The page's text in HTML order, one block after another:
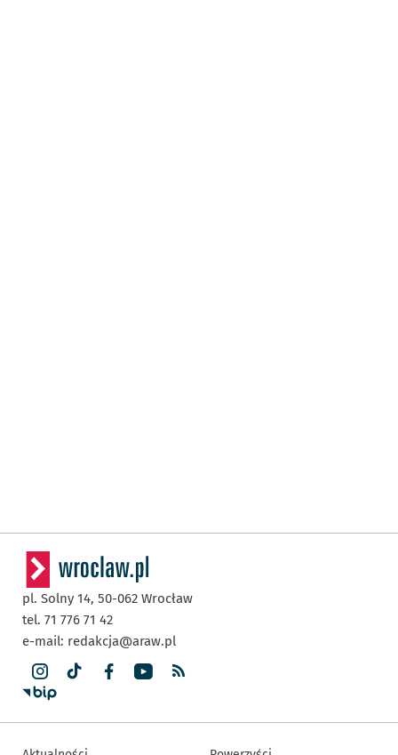
pl. Solny 14, 50-062 Wrocław
tel. 71 776 71 42
e-mail: redakcja@araw.pl